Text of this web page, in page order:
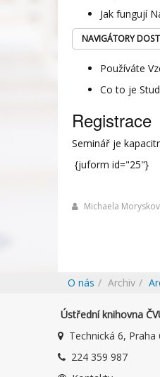
Jak fungují
NAVIGÁTORY
Používáte
Co to je
Registrace
Seminář je
{juform id="25"}
Michaela
O nás Archiv
Ústřední knihovna
Technická 6, Praha
224 359 987